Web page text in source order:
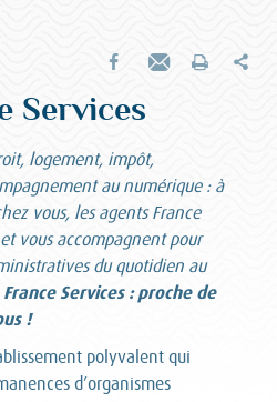
Partager sur Facebook
Envoyer par e-mail
Imprimer
Services
logement, impôt,
au numérique : à
vous, les agents France
vous accompagnent pour
du quotidien au
France Services : proche de
!
polyvalent qui
d’organismes